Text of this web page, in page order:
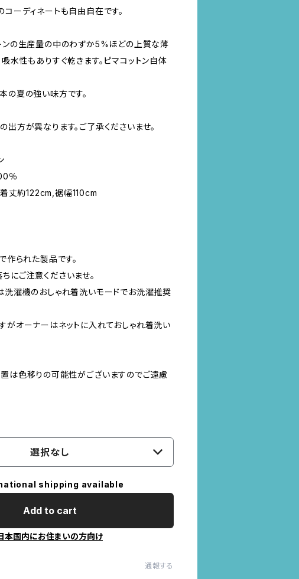
コーディネートも自由自在です。
ンの生産量の中のわずか5%ほどの上質な薄
吸水性もありすぐ乾きます。ピマコットン自体
の夏の強い味方です。
方が異なります。ご了承くださいませ。
％
丈約122cm,裾幅110cm
作られた製品です。
にご注意くださいませ。
洗濯機のおしゃれ着洗いモードでお洗濯推奨
がオーナーはネットに入れておしゃれ着洗い
は色移りの可能性がございますのでご遠慮
選択なし
shipping available
Add to cart
本国内にお住まいの方向け
通報する